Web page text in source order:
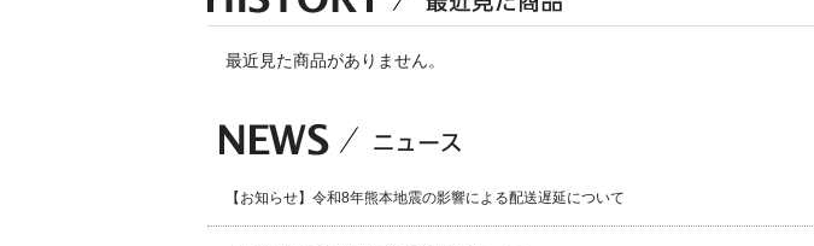
最近見た商品がありません。
【お知らせ】令和8年熊本地震の影響による配送遅延について